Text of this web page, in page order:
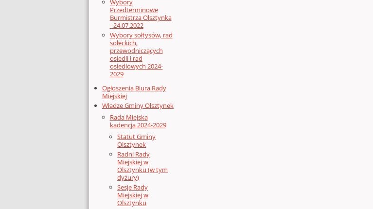
Wybory
Przedterminowe
Burmistrza Olsztynka
- 24.07.2022
Wybory sołtysów, rad
sołeckich,
przewodniczących
osiedli i rad
osiedlowych 2024-
2029
Ogłoszenia Biura Rady
Miejskiej
Władze Gminy Olsztynek
Rada Miejska
kadencja 2024-2029
Statut Gminy
Olsztynek
Radni Rady
Miejskiej w
Olsztynku (w tym
dyżury)
Sesje Rady
Miejskiej w
Olsztynku